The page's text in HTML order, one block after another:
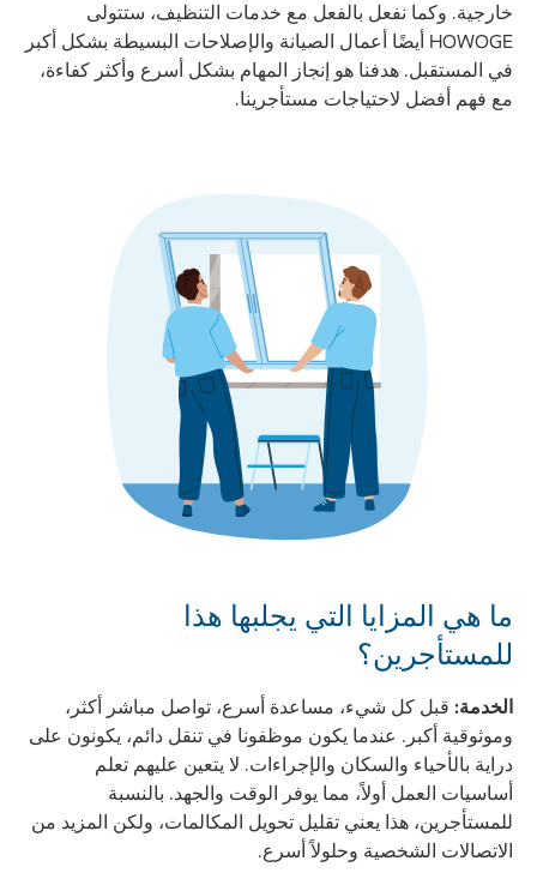
خارجية. وكما نفعل بالفعل مع خدمات التنظيف، ستتولى
HOWOGE أيضًا أعمال الصيانة والإصلاحات البسيطة بشكل أكبر
في المستقبل. هدفنا هو إنجاز المهام بشكل أسرع وأكثر كفاءة،
مع فهم أفضل لاحتياجات مستأجرينا.
ما هي المزايا التي يجلبها هذا
للمستأجرين؟
الخدمة: قبل كل شيء، مساعدة أسرع، تواصل مباشر أكثر،
وموثوقية أكبر. عندما يكون موظفونا في تنقل دائم، يكونون على
دراية بالأحياء والسكان والإجراءات. لا يتعين عليهم تعلم
أساسيات العمل أولاً، مما يوفر الوقت والجهد. بالنسبة
للمستأجرين، هذا يعني تقليل تحويل المكالمات، ولكن المزيد من
الاتصالات الشخصية وحلولاً أسرع.